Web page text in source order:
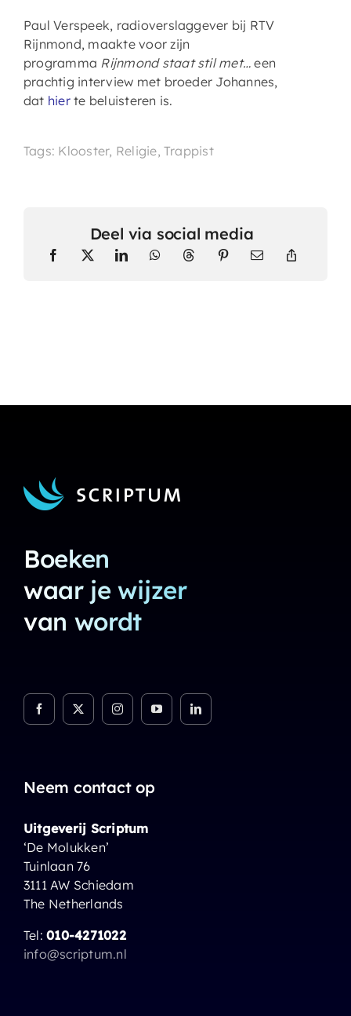
Paul Verspeek, radioverslaggever bij RTV
Rijnmond, maakte voor zijn
programma Rijnmond staat stil met… een
prachtig interview met broeder Johannes,
dat hierte beluisteren is.
Tags: Klooster, Religie, Trappist
Deel via social media
Boeken
waar je wijzer
van wordt
Neem contact op
Uitgeverij Scriptum
‘De Molukken’
Tuinlaan 76
3111 AW Schiedam
The Netherlands
Tel:010-4271022
info@scriptum.nl